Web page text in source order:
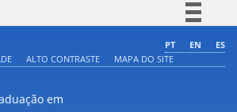
Comunica BR
PT EN
ES
ALTO CONTRASTE MAPA DO SITE
em